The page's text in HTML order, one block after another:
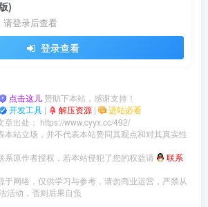
)
请登录后查看
登录查看
点击这儿赞助下本站，感谢支持！
开发工具 | 解压资源 | 进站必看
出处： https://www.cyyx.cc/492/
本站立场，并不代表本站赞同其观点和对其真实性
系原作者授权，若本站侵犯了您的权益请
联系
于网络，仅供学习与参考，请勿商业运营，严禁从
活动，否则后果自负